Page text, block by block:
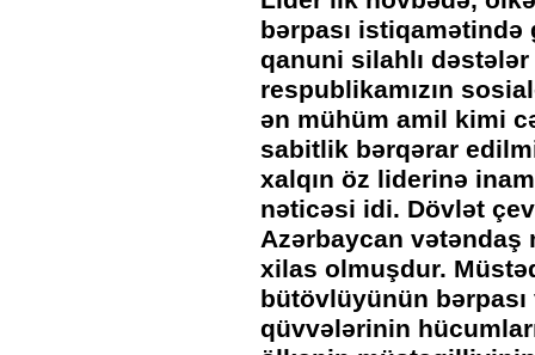
bərpası istiqamətində
qanuni silahlı
respublikamızın
ən mühüm amil kimi
sabitlik bərqərar
xalqın öz liderinə
nəticəsi idi. Dövlət
Azərbaycan
xilas olmuşdur.
bütövlüyünün
qüvvələrinin